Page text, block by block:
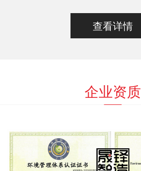
查看详情
企业资质